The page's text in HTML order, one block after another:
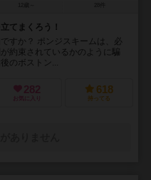
てまくろう！
すか？ ポンジスキームは、必
約束されているかのように騙
のボストン...
282
お気に入り
618
持ってる